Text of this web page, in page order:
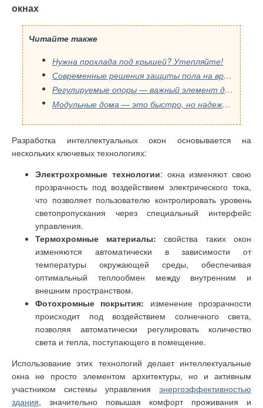
окнах
Читайте также
Нужна прохлада под крышей? Утепляйте!
Современные решения защиты пола на время ремонта
Регулируемые опоры — важный элемент для установки террасы своими руками
Модульные дома — это быстро, но надежно ли? Разбираем «начинку»: кровельный пирог и магию мембран
Разработка интеллектуальных окон основывается на
нескольких ключевых технологиях:
Электрохромные технологии: окна изменяют свою
прозрачность под воздействием электрического тока,
что позволяет пользователю контролировать уровень
светопропускания через специальный интерфейс
управления.
Термохромные материалы: свойства таких окон
изменяются автоматически в зависимости от
температуры окружающей среды, обеспечивая
оптимальный теплообмен между внутренним и
внешним пространством.
Фотохромные покрытия: изменение прозрачности
происходит под воздействием солнечного света,
позволяя автоматически регулировать количество
света и тепла, поступающего в помещение.
Использование этих технологий делает интеллектуальные
окна не просто элементом архитектуры, но и активным
участником системы управления энергоэффективностью
здания, значительно повышая комфорт проживания и